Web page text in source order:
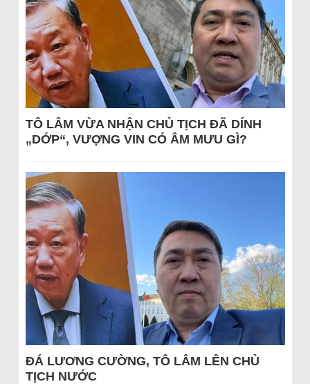
TÔ LÂM VỪA NHẬN CHỦ TỊCH ĐÃ DÍNH
„DỚP“, VƯỢNG VIN CÓ ÂM MƯU GÌ?
ĐÁ LƯƠNG CƯỜNG, TÔ LÂM LÊN CHỦ
TỊCH NƯỚC